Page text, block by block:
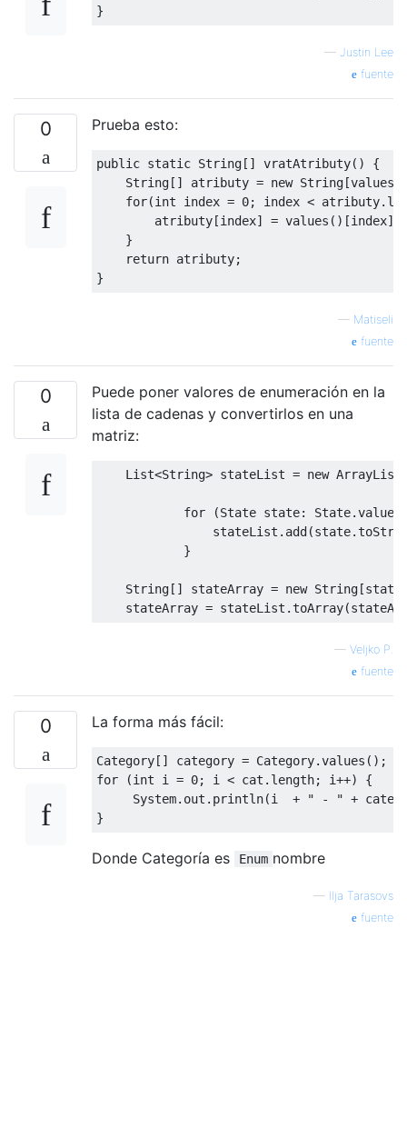
}
— Justin Lee
fuente
0 Prueba esto:
public static String[] vratAtributy()
{
String[] atributy = new String[values
for(int index = 0; index < atributy.
        atributy
[index] = values ()[index].
}
return atributy;
}
— Matiseli
fuente
0
Puede poner valores de enumeración en la
lista de cadenas y convertirlos en una
matriz:
List<String> stateList = new ArrayList
for (State state: State.values
                stateList
. add(state.
}
String[] stateArray = new String[
    stateArray
= stateList .toArray(
— Veljko P.
fuente
0 La forma más fácil:
Category[] category = Category.values ();
for
(int i = 0; i < cat . length; i++)
{
System. out . println(i + " - " +
}
Donde Categoría es Enum nombre
— Ilja Tarasovs
fuente